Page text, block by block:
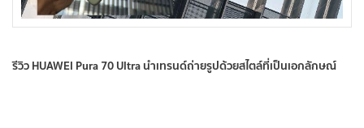
รีวิว HUAWEI Pura 70 Ultra นำเทรนด์ถ่ายรูปด้วยสไตล์ที่เป็นเอกลักษณ์